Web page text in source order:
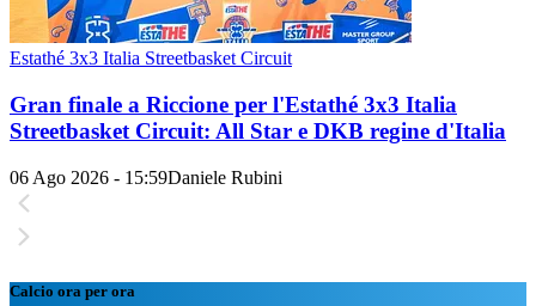
Estathé 3x3 Italia Streetbasket Circuit
Gran finale a Riccione per l'Estathé 3x3 Italia
Streetbasket Circuit: All Star e DKB regine d'Italia
06 Ago 2026 - 15:59Daniele Rubini
Calcio ora per ora